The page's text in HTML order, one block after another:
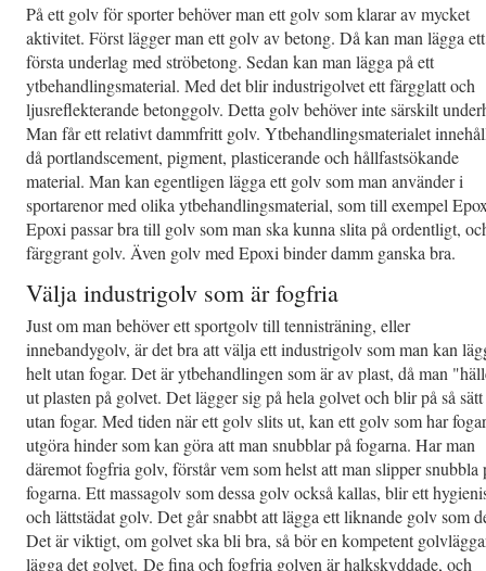
På ett golv för sporter behöver man ett golv som klarar av mycket
aktivitet. Först lägger man ett golv av betong. Då kan man lägga ett
första underlag med ströbetong. Sedan kan man lägga på ett
ytbehandlingsmaterial. Med det blir industrigolvet ett färgglatt och
ljusreflekterande betonggolv. Detta golv behöver inte särskilt
Man får ett relativt dammfritt golv. Ytbehandlingsmaterialet
då portlandscement, pigment, plasticerande och hållfastsökande
material. Man kan egentligen lägga ett golv som man använder i
sportarenor med olika ytbehandlingsmaterial, som till exempel
Epoxi passar bra till golv som man ska kunna slita på ordentligt,
färggrant golv. Även golv med Epoxi binder damm ganska bra.
Välja industrigolv som är fogfria
Just om man behöver ett sportgolv till tennisträning, eller
innebandygolv, är det bra att välja ett industrigolv som man kan
helt utan fogar. Det är ytbehandlingen som är av plast, då man
ut plasten på golvet. Det lägger sig på hela golvet och blir på så sätt
utan fogar. Med tiden när ett golv slits ut, kan ett golv som har fogar
utgöra hinder som kan göra att man snubblar på fogarna. Har man
däremot fogfria golv, förstår vem som helst att man slipper snubbla
fogarna. Ett massagolv som dessa golv också kallas, blir ett
och lättstädat golv. Det går snabbt att lägga ett liknande golv som
Det är viktigt, om golvet ska bli bra, så bör en kompetent
lägga det golvet. De fina och fogfria golven är halkskyddade, och